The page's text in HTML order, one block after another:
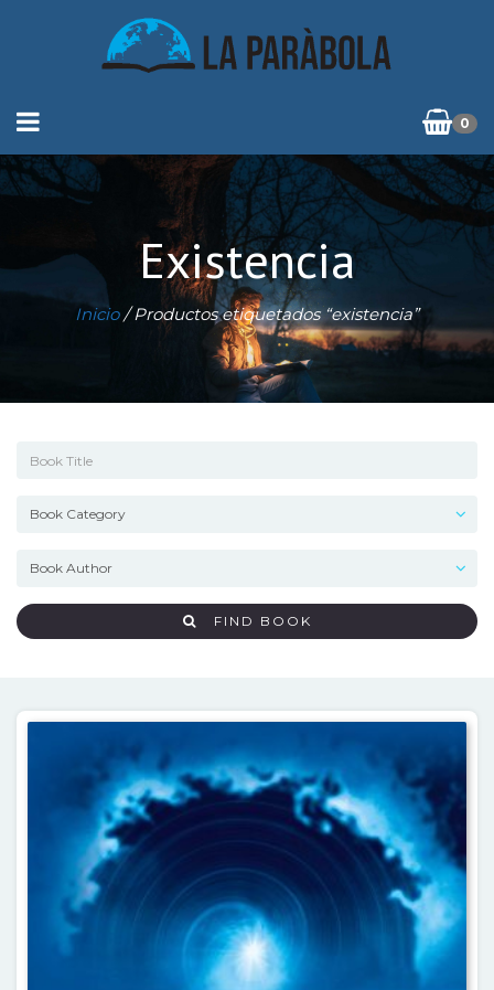
0
Existencia
Inicio/ Productos etiquetados “existencia”
FIND BOOK